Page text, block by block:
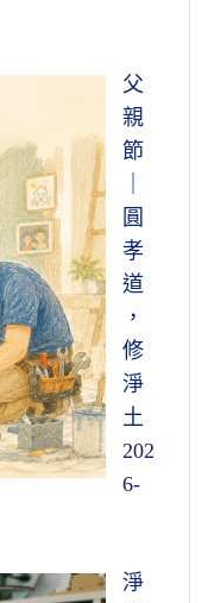
父
親
節
圓
孝
道
，
修
淨
土
202
6-
淨